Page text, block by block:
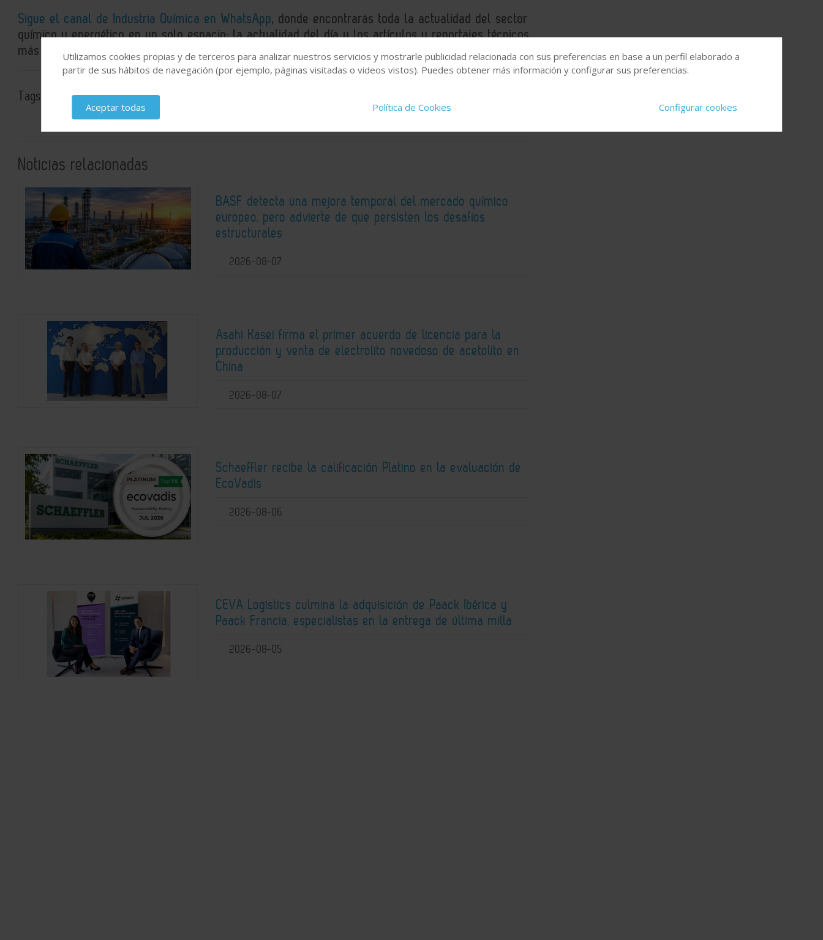
Sigue el canal de Industria Química en WhatsApp, donde encontrarás toda la actualidad del sector
químico y energético en un solo espacio: la actualidad del día y los artículos y reportajes técnicos
más detallados e interesantes.
Tags: Moeve premios transición energética
Noticias relacionadas
BASF detecta una mejora temporal del mercado químico
europeo, pero advierte de que persisten los desafíos
estructurales
2026-08-07
Asahi Kasei firma el primer acuerdo de licencia para la
producción y venta de electrolito novedoso de acetolito en
China
2026-08-07
Schaeffler recibe la calificación Platino en la evaluación de
EcoVadis
2026-08-06
CEVA Logistics culmina la adquisición de Paack Ibérica y
Paack Francia, especialistas en la entrega de última milla
2026-08-05
Utilizamos cookies propias y de terceros para analizar nuestros servicios y mostrarle publicidad relacionada con sus preferencias en base a un perfil elaborado a
partir de sus hábitos de navegación (por ejemplo, páginas visitadas o videos vistos). Puedes obtener más información y configurar sus preferencias.
Aceptar todas Política de Cookies Configurar cookies